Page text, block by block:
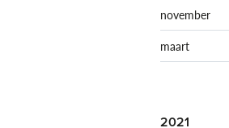
november
maart
2021